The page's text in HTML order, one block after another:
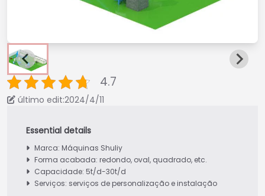
4.7
último edit:2024/4/11
Marca: Máquinas Shuliy
Forma acabada: redondo, oval, quadrado, etc.
Capacidade: 5t/d-30t/d
Serviços: serviços de personalização e instalação